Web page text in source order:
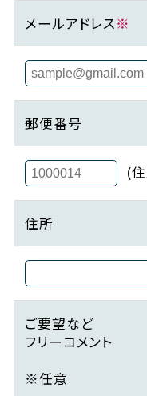
メールアドレス※
郵便番号
(
住所
ご要望など
フリーコメント
※任意